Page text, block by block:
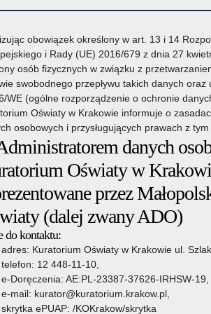
Organy prowadzące Wsparcie Edukacji
»Medal Komisji Edukacji Narodowej
obowiązek określony w art. 13 i 14
i Rady (UE) 2016/679 z dnia 27
osób fizycznych w związku z
swobodnego przepływu takich danych oraz
WE (ogólne rozporządzenie o ochronie
Oświaty w Krakowie informuje o
osobowych i przysługujących prawach z
danych
Oświaty w
przez
(dalej zwany ADO)
do kontaktu:
adres: Kuratorium Oświaty w Krakowie ul.
telefon: 12 448-11-10,
e-Doręczenia: AE:PL-23387-37626-IRHSW-19,
e-mail: kurator@kuratorium.krakow.pl,
skrytka ePUAP: /KOKrakow/skrytka